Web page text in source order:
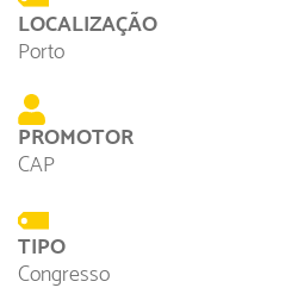
LOCALIZAÇÃO
Porto
PROMOTOR
CAP
TIPO
Congresso